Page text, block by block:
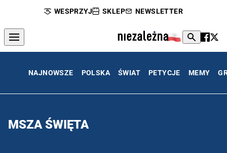
WESPRZYJ SKLEP NEWSLETTER
NAJNOWSZE POLSKA ŚWIAT PETYCJE MEMY
MSZA ŚWIĘTA